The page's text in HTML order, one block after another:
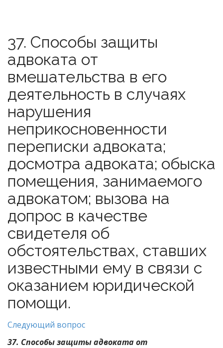
37. Способы защиты
адвоката от
вмешательства в его
деятельность в случаях
нарушения
неприкосновенности
переписки адвоката;
досмотра адвоката; обыска
помещения, занимаемого
адвокатом; вызова на
допрос в качестве
свидетеля об
обстоятельствах, ставших
известными ему в связи с
оказанием юридической
помощи.
Следующий вопрос
37. Способы защиты адвоката от